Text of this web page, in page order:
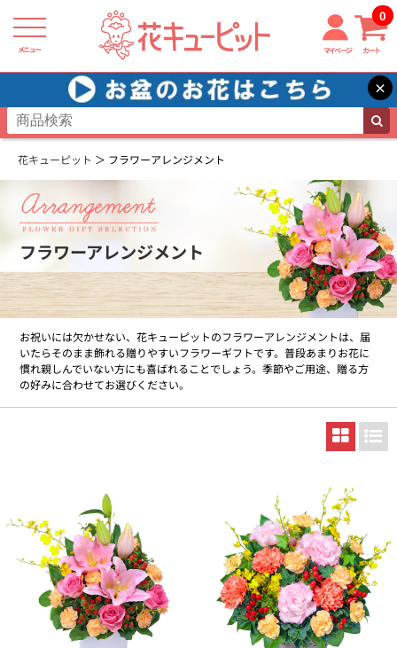
メニュー マイページ カート
0
×
花キューピット フラワーアレンジメント
フラワーアレンジメント
お祝いには欠かせない、花キューピットのフラワーアレンジメントは、届
いたらそのまま飾れる贈りやすいフラワーギフトです。普段あまりお花に
慣れ親しんでいない方にも喜ばれることでしょう。季節やご用途、贈る方
の好みに合わせてお選びください。